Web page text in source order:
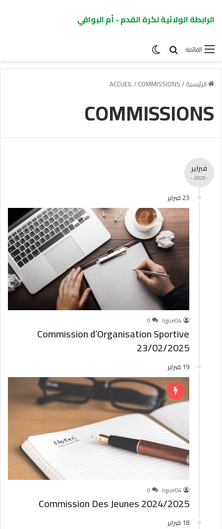
الرابطة الولائية لكرة القدم - أم البواقي
القائمة
الرئيسية/
ACCUEIL/COMMISSIONS
COMMISSIONS
فبراير
- 2025 -
23 فبراير
ligue04
0
Commission d’Organisation Sportive
23/02/2025
19 فبراير
ligue04
0
Commission Des Jeunes 2024/2025
18 فبراير